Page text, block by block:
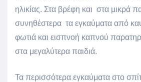
ηλικίας. Στα βρέφη και στα μικρά
συνηθέστερα τα εγκαύματα από
φωτιά και εισπνοή καπνού
στα μεγαλύτερα παιδιά.
Τα περισσότερα εγκαύματα στο